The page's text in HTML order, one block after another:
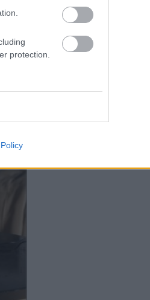
protection.